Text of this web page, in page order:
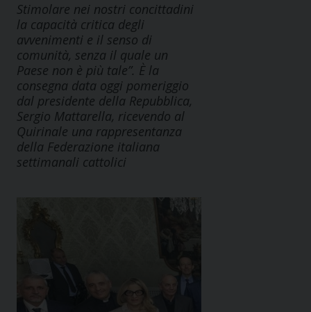
Stimolare nei nostri concittadini
la capacità critica degli
avvenimenti e il senso di
comunità, senza il quale un
Paese non è più tale”. È la
consegna data oggi pomeriggio
dal presidente della Repubblica,
Sergio Mattarella, ricevendo al
Quirinale una rappresentanza
della Federazione italiana
settimanali cattolici